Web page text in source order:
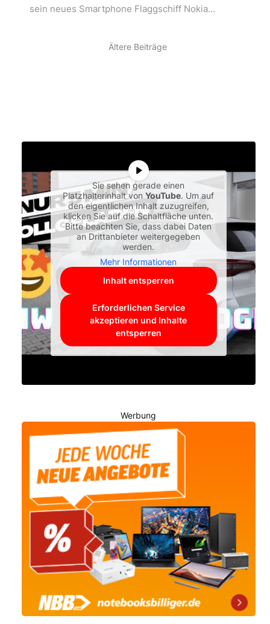
sein neues Smartphone Flaggschiff Nokia...
Ältere Beiträge
Sie sehen gerade einen
Platzhalterinhalt vonYouTube. Um auf
den eigentlichen Inhalt zuzugreifen,
klicken Sie auf die Schaltfläche unten.
Bitte beachten Sie, dass dabei Daten
an Drittanbieter weitergegeben
werden.
Mehr Informationen
Inhalt entsperren
Erforderlichen Service
akzeptieren und Inhalte
entsperren
Werbung